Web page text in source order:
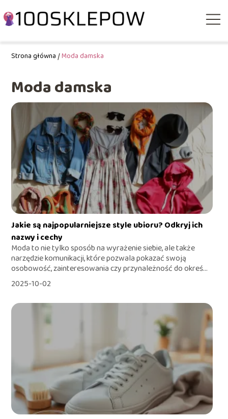
Strona główna/Moda damska
Moda damska
Jakie są najpopularniejsze style ubioru? Odkryj ich
nazwy i cechy
Moda to nie tylko sposób na wyrażenie siebie, ale także
narzędzie komunikacji, które pozwala pokazać swoją
osobowość, zainteresowania czy przynależność do okreś...
2025-10-02